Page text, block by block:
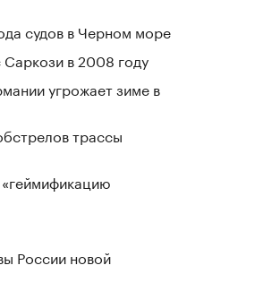
судов в Черном море
Саркози в 2008 году
угрожает зиме в
трассы
России новой